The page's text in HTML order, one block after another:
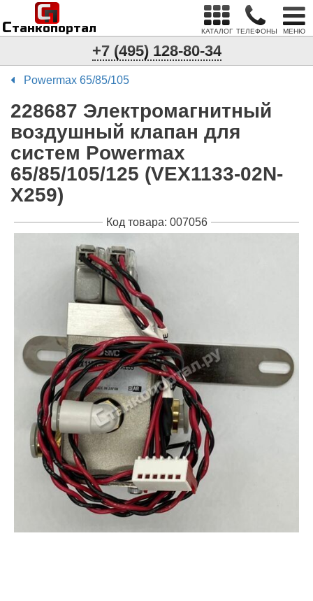
Станкопортал
п
С
КАТАЛОГ ТЕЛЕФОНЫ МЕНЮ
+7 (495) 128-80-34
Powermax 65/85/105
228687 Электромагнитный
воздушный клапан для
систем Powermax
65/85/105/125 (VEX1133-02N-
X259)
Код товара: 007056